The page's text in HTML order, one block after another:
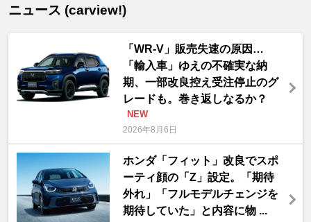
ニュース (carview!)
「WR-V」販売失速の原因…
「輸入車」ゆえの不確実な納
期、一部改良控え受注停止のグ
レードも。巻き返しなるか？
NEW
2026年8月6日
ホンダ「フィット」改良でスポ
ーティ顔の「Z」設定。「期待
外れ」「フルモデルチェンジを
期待していた」と内容に物 ...